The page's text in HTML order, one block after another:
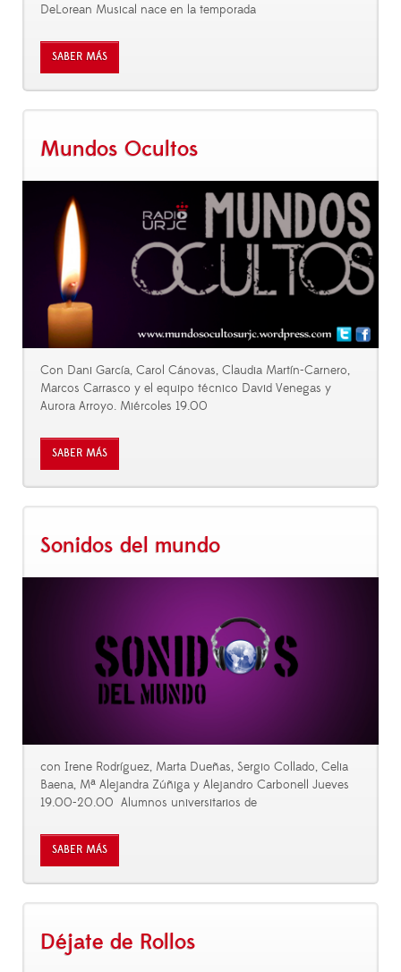
DeLorean Musical nace en la temporada
SABER MÁS
Mundos Ocultos
Con Dani García, Carol Cánovas, Claudia Martín-Carnero,
Marcos Carrasco y el equipo técnico David Venegas y
Aurora Arroyo. Miércoles 19.00
SABER MÁS
Sonidos del mundo
con Irene Rodríguez, Marta Dueñas, Sergio Collado, Celia
Baena, Mª Alejandra Zúñiga y Alejandro Carbonell Jueves
19.00-20.00 Alumnos universitarios de
SABER MÁS
Déjate de Rollos